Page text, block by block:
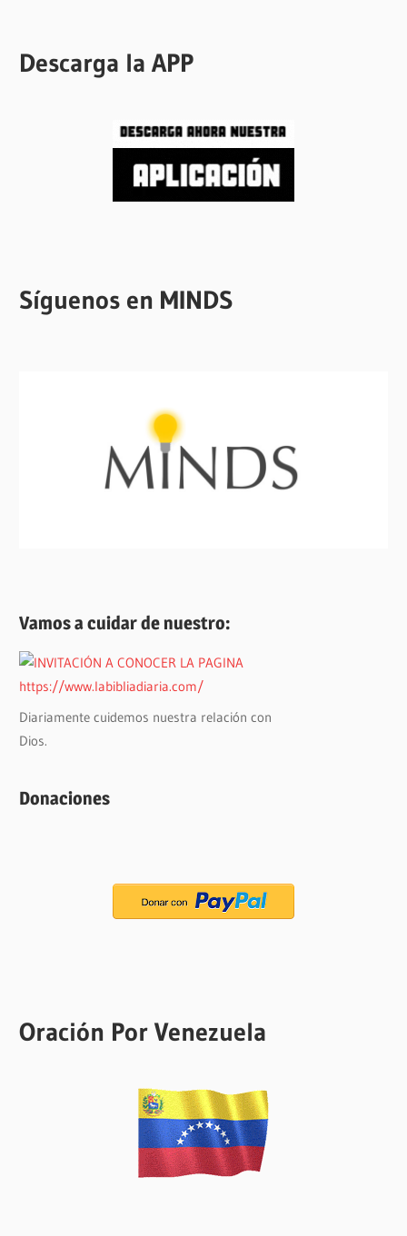
Descarga la APP
Síguenos en MINDS
Vamos a cuidar de nuestro:
Diariamente cuidemos nuestra relación con
Dios.
Donaciones
Oración Por Venezuela